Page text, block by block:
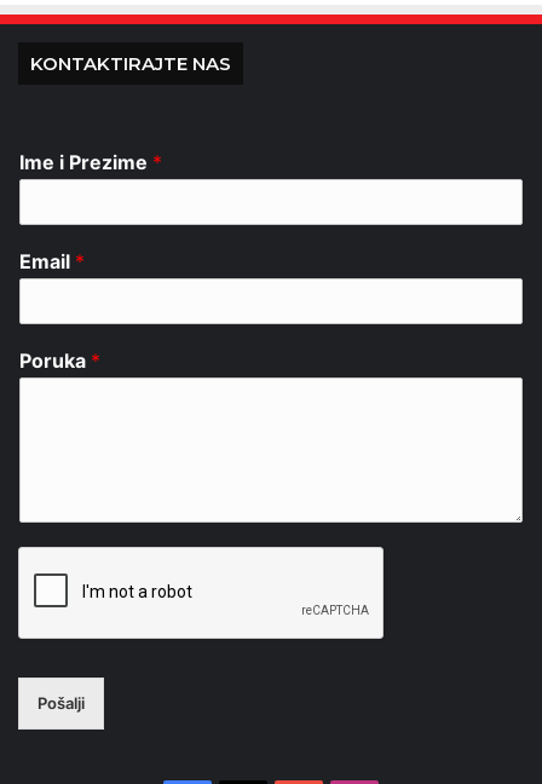
KONTAKTIRAJTE NAS
Ime i Prezime *
Email *
Poruka *
Pošalji